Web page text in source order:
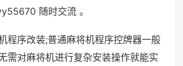
随时交流 。
程序改装;普通麻将机程序控牌器一般
需对麻将机进行复杂安装操作就能实